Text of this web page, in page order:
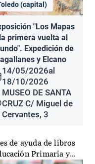
(capital)
"Los Mapas
primera vuelta al
Expedición de
y Elcano
14/05/2026al
18/10/2026
MUSEO DE SANTA
CRUZ C/ Miguel de
Cervantes, 3
de ayuda de libros
Primaria y...